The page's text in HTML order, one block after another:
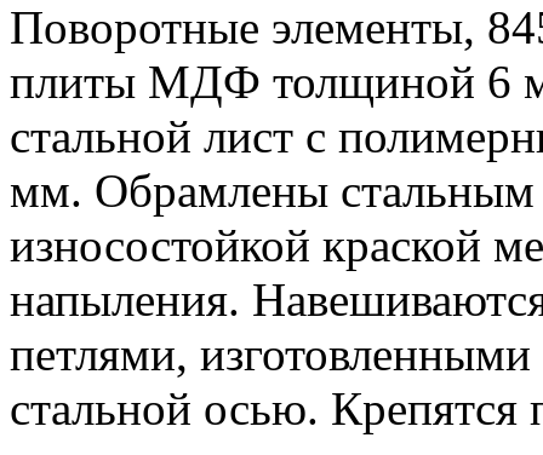
Поворотные элементы,
плиты МДФ толщиной 6
стальной лист с
мм. Обрамлены
износостойкой краской
напыления.
петлями,
стальной осью.